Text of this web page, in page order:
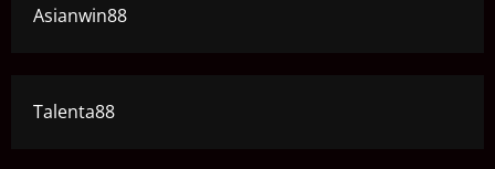
Asianwin88
Talenta88